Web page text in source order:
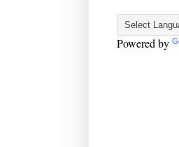
Powered by